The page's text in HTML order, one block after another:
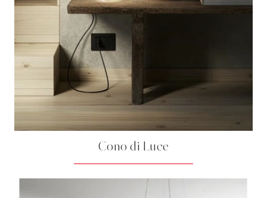
Cono di Luce